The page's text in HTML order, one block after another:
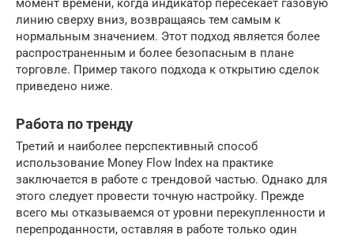
момент времени, когда индикатор пересекает газовую
линию сверху вниз, возвращаясь тем самым к
нормальным значением. Этот подход является более
распространенным и более безопасным в плане
торговле. Пример такого подхода к открытию сделок
приведено ниже.
Работа по тренду
Третий и наиболее перспективный способ
использование Money Flow Index на практике
заключается в работе с трендовой частью. Однако для
этого следует провести точную настройку. Прежде
всего мы отказываемся от уровни перекупленности и
перепроданности, оставляя в работе только один